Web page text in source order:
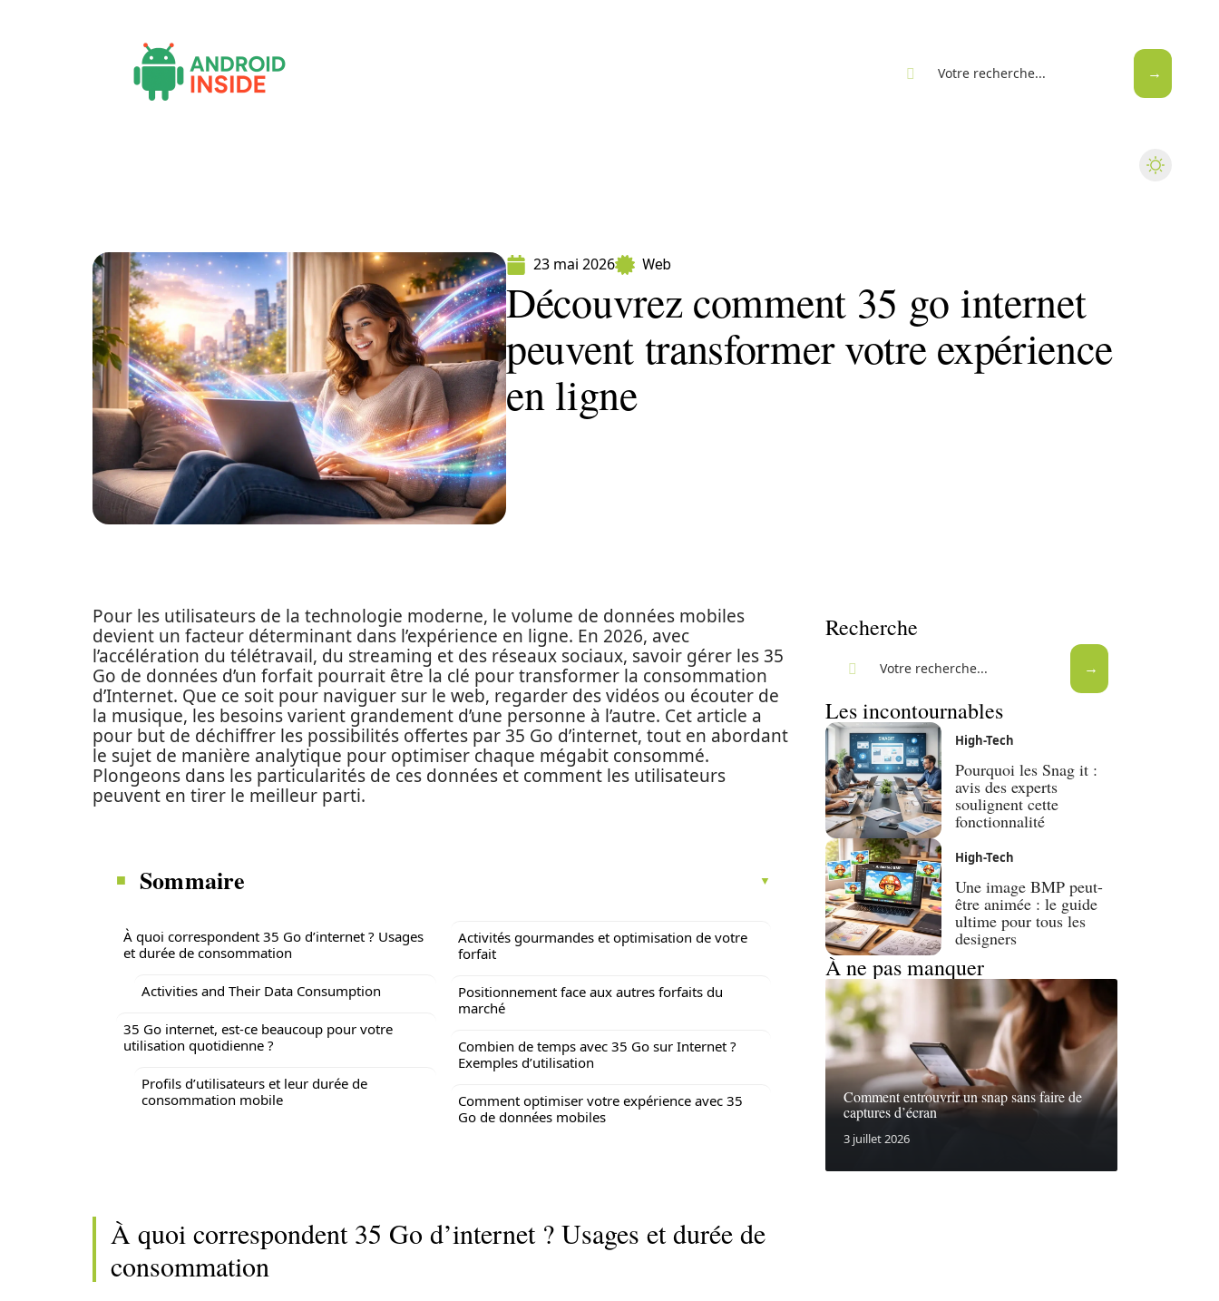
23 mai 2026 Web
Découvrez comment 35 go internet
peuvent transformer votre expérience
en ligne
Pour les utilisateurs de la technologie moderne, le volume de données mobiles
devient un facteur déterminant dans l’expérience en ligne. En 2026, avec
l’accélération du télétravail, du streaming et des réseaux sociaux, savoir gérer les 35
Go de données d’un forfait pourrait être la clé pour transformer la consommation
d’Internet. Que ce soit pour naviguer sur le web, regarder des vidéos ou écouter de
la musique, les besoins varient grandement d’une personne à l’autre. Cet article a
pour but de déchiffrer les possibilités offertes par 35 Go d’internet, tout en abordant
le sujet de manière analytique pour optimiser chaque mégabit consommé.
Plongeons dans les particularités de ces données et comment les utilisateurs
peuvent en tirer le meilleur parti.
Sommaire
À quoi correspondent 35 Go d’internet ? Usages
et durée de consommation
Activities and Their Data Consumption
35 Go internet, est-ce beaucoup pour votre
utilisation quotidienne ?
Profils d’utilisateurs et leur durée de
consommation mobile
Activités gourmandes et optimisation de votre
forfait
Positionnement face aux autres forfaits du
marché
Combien de temps avec 35 Go sur Internet ?
Exemples d’utilisation
Comment optimiser votre expérience avec 35
Go de données mobiles
À quoi correspondent 35 Go d’internet ? Usages et durée de
consommation
Recherche
Les incontournables
High-Tech
Pourquoi les Snag it :
avis des experts
soulignent cette
fonctionnalité
High-Tech
Une image BMP peut-
être animée : le guide
ultime pour tous les
designers
À ne pas manquer
Comment entrouvrir un snap sans faire de
captures d’écran
3 juillet 2026